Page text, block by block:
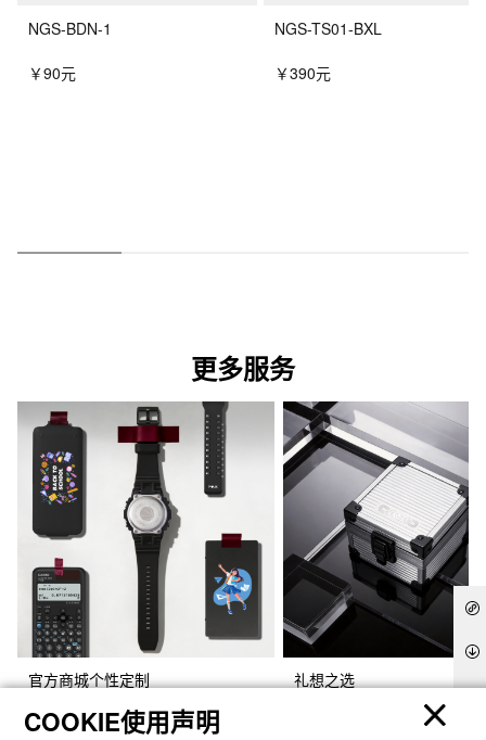
NGS-BDN-1
￥90元
NGS-TS01-BXL
￥390元
更多服务
官方商城个性定制 礼想之选
COOKIE使用声明